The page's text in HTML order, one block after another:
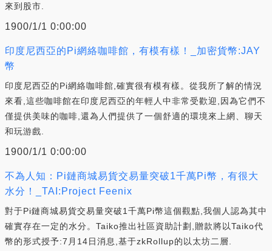
來到股市.
1900/1/1 0:00:00
印度尼西亞的Pi網絡咖啡館，有模有樣！_加密貨幣:JAY
幣
印度尼西亞的Pi網絡咖啡館,確實很有模有樣。從我所了解的情況
來看,這些咖啡館在印度尼西亞的年輕人中非常受歡迎,因為它們不
僅提供美味的咖啡,還為人們提供了一個舒適的環境來上網、聊天
和玩游戲.
1900/1/1 0:00:00
不為人知：Pi鏈商城易貨交易量突破1千萬Pi幣，有很大
水分！_TAI:Project Feenix
對于Pi鏈商城易貨交易量突破1千萬Pi幣這個觀點,我個人認為其中
確實存在一定的水分。Taiko推出社區資助計劃,贈款將以Taiko代
幣的形式授予:7月14日消息,基于zkRollup的以太坊二層.